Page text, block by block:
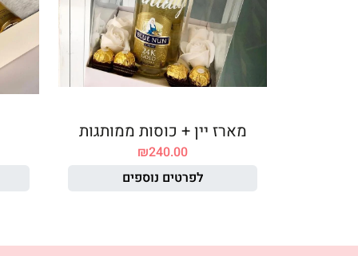
מארז יין + כוסות ממותגות
₪240.00
לפרטים נוספים